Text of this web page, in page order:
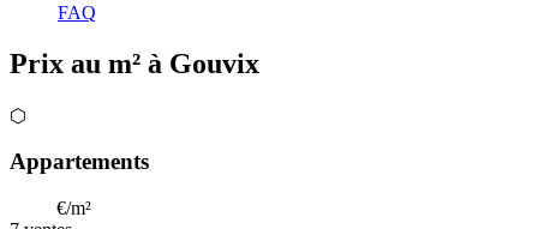
FAQ
Prix au m² à Gouvix
⬡
Appartements
€/m²